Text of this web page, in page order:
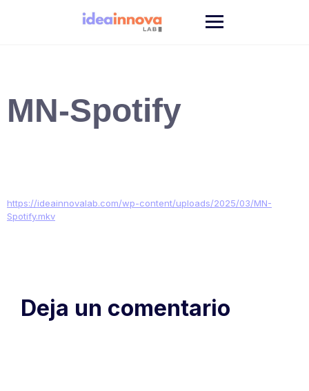
MN-Spotify
https://ideainnovalab.com/wp-content/uploads/2025/03/MN-
Spotify.mkv
Deja un comentario